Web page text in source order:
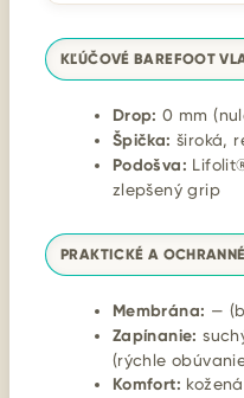
KĽÚČOVÉ BAREFOOT
Drop: 0 mm
Špička: široká,
Podošva:
zlepšený grip
PRAKTICKÉ A
Membrána: —
Zapínanie:
(rýchle
Komfort: